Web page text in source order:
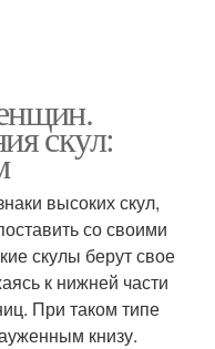
скул:
высоких скул,
со своими
скулы берут свое
к нижней части
При таком типе
книзу.